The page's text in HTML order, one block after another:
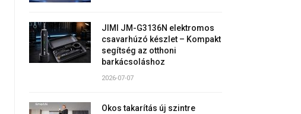
JIMI JM-G3136N elektromos
csavarhúzó készlet – Kompakt
segítség az otthoni
barkácsoláshoz
2026-07-07
Okos takarítás új szintre